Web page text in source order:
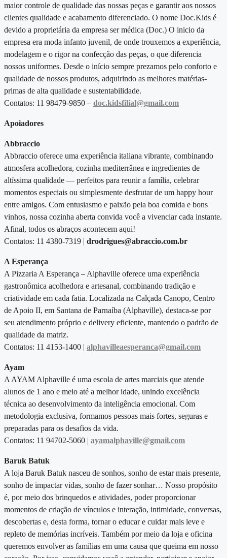
maior controle de qualidade das nossas peças e garantir aos nossos
clientes qualidade e acabamento diferenciado. O nome Doc.Kids é
devido a proprietária da empresa ser médica (Doc.) O inicio da
empresa era moda infanto juvenil, de onde trouxemos a experiência,
modelagem e o rigor na confecção das peças, o que diferencia
nossos uniformes. Desde o início sempre prezamos pelo conforto e
qualidade de nossos produtos, adquirindo as melhores matérias-
primas de alta qualidade e sustentabilidade.
Contatos: 11 98479-9850 – doc.kidsfilial@gmail.com
Apoiadores
Abbraccio
Abbraccio oferece uma experiência italiana vibrante, combinando
atmosfera acolhedora, cozinha mediterrânea e ingredientes de
altíssima qualidade — perfeitos para reunir a família, celebrar
momentos especiais ou simplesmente desfrutar de um happy hour
entre amigos. Com entusiasmo e paixão pela boa comida e bons
vinhos, nossa cozinha aberta convida você a vivenciar cada instante.
Afinal, todos os abraços acontecem aqui!
Contatos: 11 4380-7319 | drodrigues@abraccio.com.br
A Esperança
A Pizzaria A Esperança – Alphaville oferece uma experiência
gastronômica acolhedora e artesanal, combinando tradição e
criatividade em cada fatia. Localizada na Calçada Canopo, Centro
de Apoio II, em Santana de Parnaíba (Alphaville), destaca-se por
seu atendimento próprio e delivery eficiente, mantendo o padrão de
qualidade da matriz.
Contatos: 11 4153-1400 | alphavilleaesperanca@gmail.com
Ayam
A AYAM Alphaville é uma escola de artes marciais que atende
alunos de 1 ano e meio até a melhor idade, unindo excelência
técnica ao desenvolvimento da inteligência emocional. Com
metodologia exclusiva, formamos pessoas mais fortes, seguras e
preparadas para os desafios da vida.
Contatos: 11 94702-5060 | ayamalphaville@gmail.com
Baruk Batuk
A loja Baruk Batuk nasceu de sonhos, sonho de estar mais presente,
sonho de impactar vidas, sonho de fazer sonhar… Nosso propósito
é, por meio dos brinquedos e atividades, poder proporcionar
momentos de criação de vínculos e interação, intimidade, conversas,
descobertas e, desta forma, tornar o educar e cuidar mais leve e
repleto de memórias incríveis. Também por meio da loja e oficina
queremos envolver as famílias em uma causa que queima em nosso